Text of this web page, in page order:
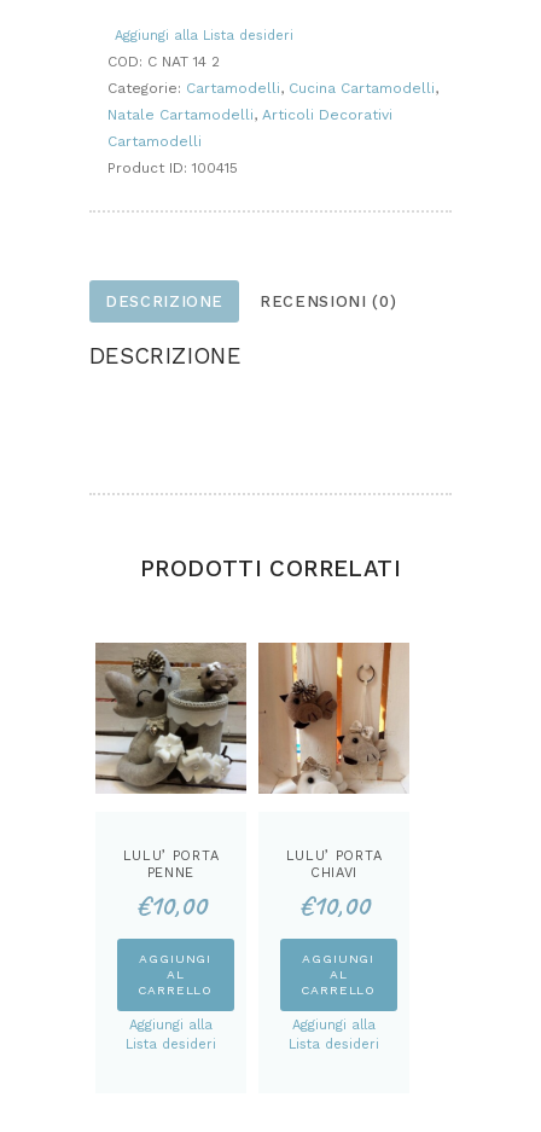
Aggiungi alla Lista desideri
COD: C NAT 14 2
Categorie: Cartamodelli, Cucina Cartamodelli,
Natale Cartamodelli, Articoli Decorativi
Cartamodelli
Product ID: 100415
DESCRIZIONE RECENSIONI (0)
DESCRIZIONE
PRODOTTI CORRELATI
LULU’ PORTA
PENNE
LO
€10,00
AGGIUNGI
AL
CARRELLO
Aggiungi alla
Lista desideri
LULU’ PORTA
CHIAVI
CARTAMODEL
€10,00
AGGIUNGI
AL
CARRELLO
Aggiungi alla
Lista desideri